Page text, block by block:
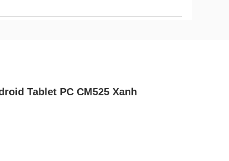
Tablet PC CM525 Xanh